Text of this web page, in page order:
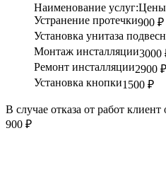
Наименование услуг:Цены
Устранение протечки900 ₽
Установка унитаза
Монтаж инсталляции3000
Ремонт инсталляции2900 ₽
Установка кнопки1500 ₽
В случае отказа от работ
900 ₽